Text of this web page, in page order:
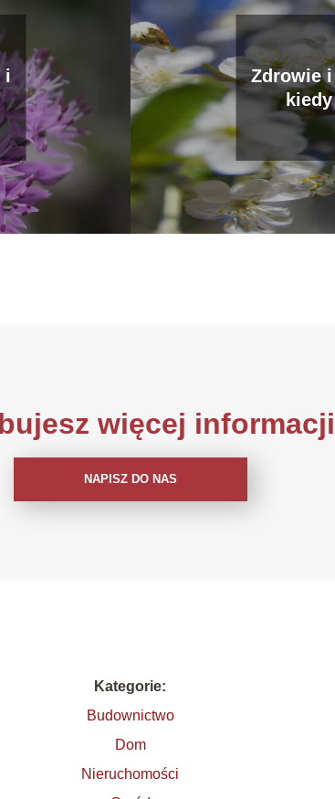
i
Zdrowie
więcej
NAPISZ DO NAS
Kategorie:
Budownictwo
Dom
Nieruchomości